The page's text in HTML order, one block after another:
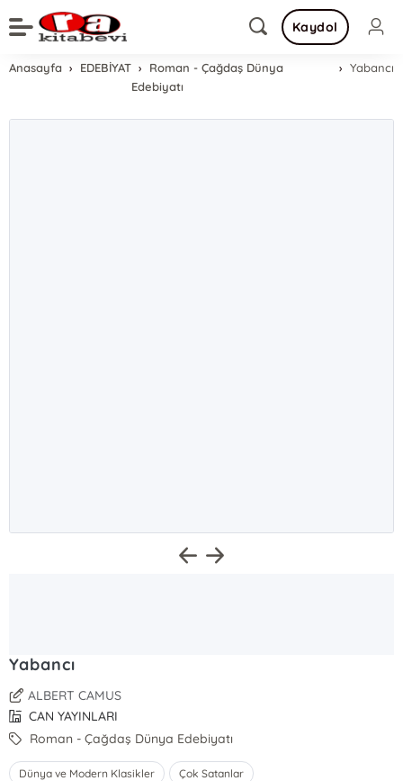
Kaydol
Anasayfa EDEBİYAT
Roman - Çağdaş Dünya
Edebiyatı
Yabancı
Yabancı
ALBERT CAMUS
CAN YAYINLARI
Roman - Çağdaş Dünya Edebiyatı
Dünya ve Modern Klasikler Çok Satanlar